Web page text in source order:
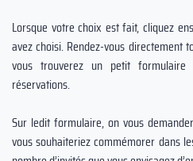
Lorsque votre choix est fait, cliquez
avez choisi. Rendez-vous directement
vous trouverez un petit
réservations.
Sur ledit formulaire, on vous
vous souhaiteriez commémorer dans